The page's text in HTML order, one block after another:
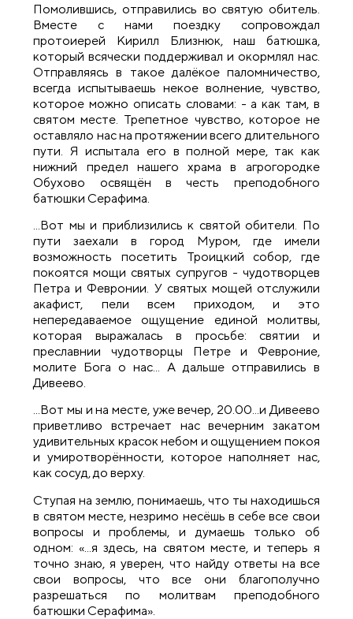
Помолившись, отправились во святую обитель.
Вместе с нами поездку сопровождал
протоиерей Кирилл Близнюк, наш батюшка,
который всячески поддерживал и окормлял нас.
Отправляясь в такое далёкое паломничество,
всегда испытываешь некое волнение, чувство,
которое можно описать словами: - а как там, в
святом месте. Трепетное чувство, которое не
оставляло нас на протяжении всего длительного
пути. Я испытала его в полной мере, так как
нижний предел нашего храма в агрогородке
Обухово освящён в честь преподобного
батюшки Серафима.
...Вот мы и приблизились к святой обители. По
пути заехали в город Муром, где имели
возможность посетить Троицкий собор, где
покоятся мощи святых супругов - чудотворцев
Петра и Февронии. У святых мощей отслужили
акафист, пели всем приходом, и это
непередаваемое ощущение единой молитвы,
которая выражалась в просьбе: святии и
преславнии чудотворцы Петре и Февроние,
молите Бога о нас... А дальше отправились в
Дивеево.
...Вот мы и на месте, уже вечер, 20.00...и Дивеево
приветливо встречает нас вечерним закатом
удивительных красок небом и ощущением покоя
и умиротворённости, которое наполняет нас,
как сосуд, до верху.
Ступая на землю, понимаешь, что ты находишься
в святом месте, незримо несёшь в себе все свои
вопросы и проблемы, и думаешь только об
одном: «...я здесь, на святом месте, и теперь я
точно знаю, я уверен, что найду ответы на все
свои вопросы, что все они благополучно
разрешаться по молитвам преподобного
батюшки Серафима».